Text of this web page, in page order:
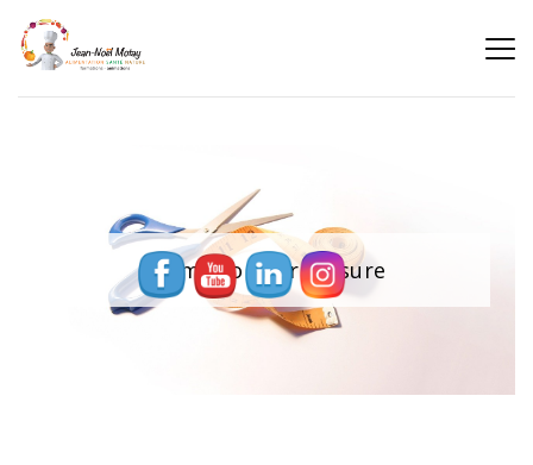
formation sur mesure